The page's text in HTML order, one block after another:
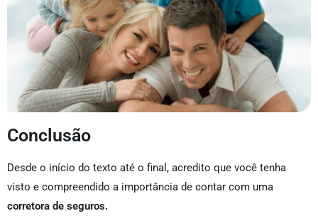
Conclusão
Desde o início do texto até o final, acredito que você tenha
visto e compreendido a importância de contar com uma
corretora de seguros.